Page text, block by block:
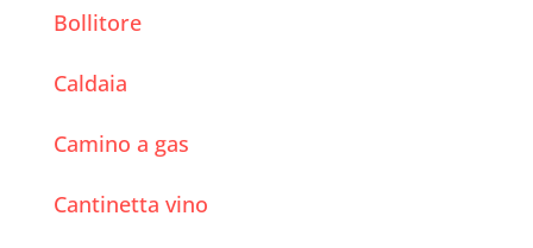
Bollitore
Caldaia
Camino a gas
Cantinetta vino